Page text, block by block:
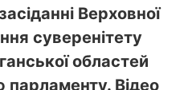
Верховної
суверенітету
областей
парламенту. Відео